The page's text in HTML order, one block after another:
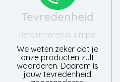
Tevredenheid
Retourneren is simpel
We weten zeker dat je
onze producten zult
waarderen. Daarom is
jouw tevredenheid